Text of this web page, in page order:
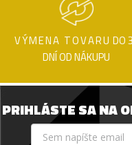
VÝMENA TOVARU DO
DNÍ OD NÁKUPU
PRIHLÁSTE SA NA